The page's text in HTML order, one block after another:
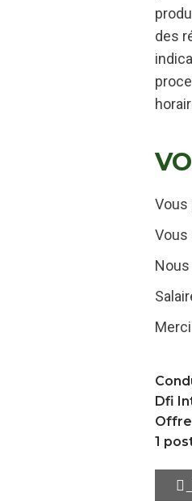
des
Vous
Vous
Dfi
Offre
1